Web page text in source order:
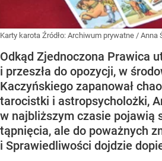
Karty karota Źródło: Archiwum prywatne / Anna
Odkąd Zjednoczona Prawica
i przeszła do opozycji, w
Kaczyńskiego zapanował
tarocistki i astropsycholożki,
w najbliższym czasie pojawią
tąpnięcia, ale do poważnych
i Sprawiedliwości dojdzie